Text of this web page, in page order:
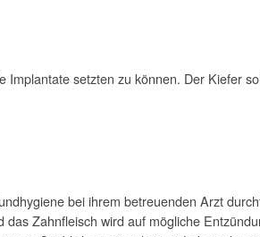
setzten zu können. Der Kiefer
bei ihrem betreuenden Arzt
Zahnfleisch wird auf mögliche